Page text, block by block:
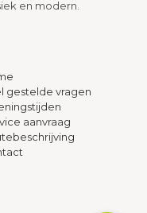
en modern.
gestelde vragen
aanvraag